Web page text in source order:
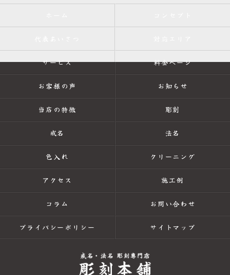
サービス 料金ページ
お客様の声 お知らせ
当店の特徴 彫刻
戒名 法名
色入れ クリーニング
アクセス 施工例
コラム お問い合わせ
プライバシーポリシー サイトマップ